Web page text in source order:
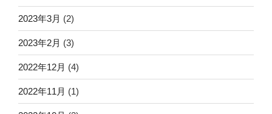
2023年3月 (2)
2023年2月 (3)
2022年12月 (4)
2022年11月 (1)